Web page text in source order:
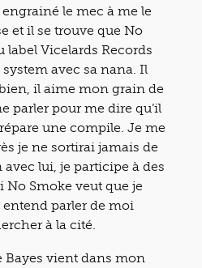
le mec à me le
et il se trouve que No
label Vicelards Records
avec sa nana. Il
il aime mon grain de
parler pour me dire qu’il
une compile. Je me
je ne sortirai jamais de
lui, je participe à des
Smoke veut que je
entend parler de moi
à la cité.
Bayes vient dans mon